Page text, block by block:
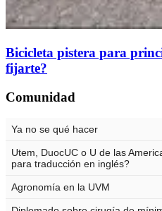
Bicicleta pistera para
fijarte?
Comunidad